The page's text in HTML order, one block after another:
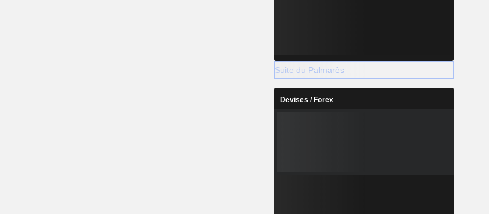
Suite du Palmarès
Devises / Forex